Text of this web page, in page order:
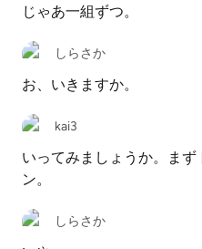
じゃあ一組ずつ。
しらさか
お、いきますか。
kai3
いってみましょうか。ま
ン。
しらさか